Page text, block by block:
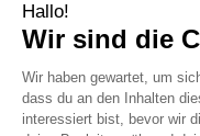
WAS IST ENTHALTEN?